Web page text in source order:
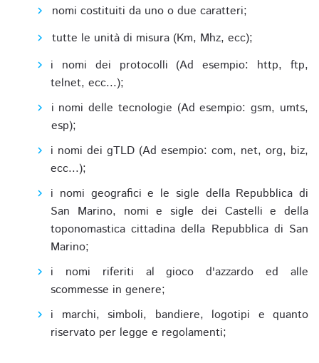
nomi costituiti da uno o due caratteri;
tutte le unità di misura (Km, Mhz, ecc);
i nomi dei protocolli (Ad esempio: http, ftp,
telnet, ecc...);
i nomi delle tecnologie (Ad esempio: gsm, umts,
esp);
i nomi dei gTLD (Ad esempio: com, net, org, biz,
ecc...);
i nomi geografici e le sigle della Repubblica di
San Marino, nomi e sigle dei Castelli e della
toponomastica cittadina della Repubblica di San
Marino;
i nomi riferiti al gioco d'azzardo ed alle
scommesse in genere;
i marchi, simboli, bandiere, logotipi e quanto
riservato per legge e regolamenti;